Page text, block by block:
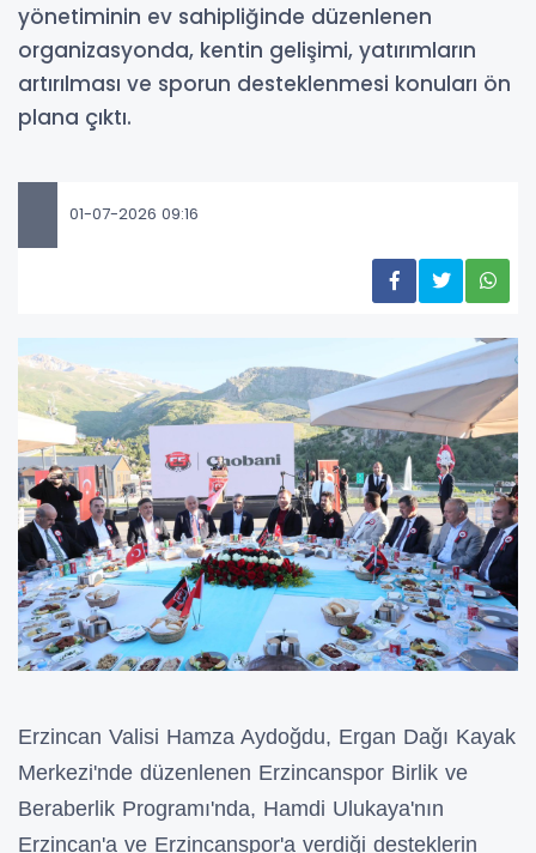
yönetiminin ev sahipliğinde düzenlenen
organizasyonda, kentin gelişimi, yatırımların
artırılması ve sporun desteklenmesi konuları ön
plana çıktı.
01-07-2026 09:16
Erzincan Valisi Hamza Aydoğdu, Ergan Dağı Kayak
Merkezi'nde düzenlenen Erzincanspor Birlik ve
Beraberlik Programı'nda, Hamdi Ulukaya'nın
Erzincan'a ve Erzincanspor'a verdiği desteklerin